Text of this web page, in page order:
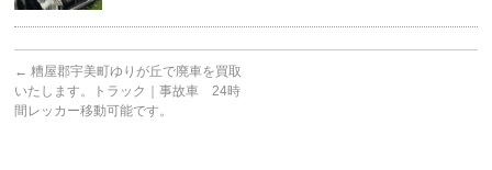
← 糟屋郡宇美町ゆりが丘で廃車を買取
いたします。トラック｜事故車 24時
間レッカー移動可能です。